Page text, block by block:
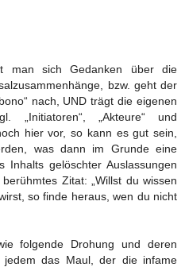
man sich Gedanken über die
bzw. geht der
nach, UND trägt die eigenen
„Initiatoren“, „Akteure“ und
hier vor, so kann es gut sein,
was dann im Grunde eine
Inhalts gelöschter Auslassungen
Zitat: „Willst du wissen
so finde heraus, wen du nicht
folgende Drohung und deren
jedem das Maul, der die infame